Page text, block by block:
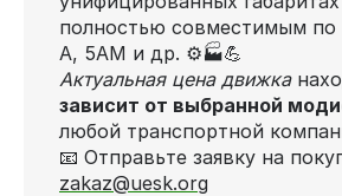
полностью совместимым по
А, 5АМ и др. ⚙️🏭💪
Актуальная цена движка
зависит от выбранной
любой транспортной
📧 Отправьте заявку на
zakaz@uesk.org